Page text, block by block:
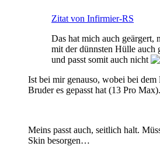
Zitat von Infirmier-RS
Das hat mich auch geärgert,
mit der dünnsten Hülle auch
und passt somit auch nicht
Ist bei mir genauso, wobei bei
Bruder es gepasst hat (13 Pro Max).
Meins passt auch, seitlich halt.
Skin besorgen…